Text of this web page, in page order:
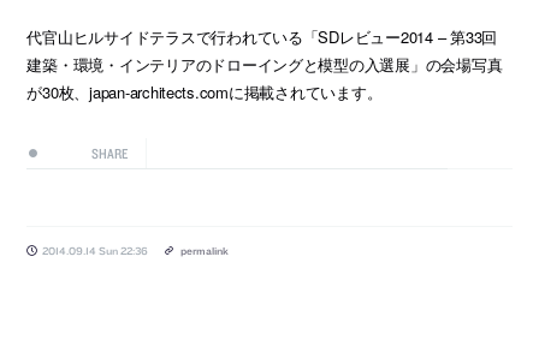
代官山ヒルサイドテラスで行われている「SDレビュー2014 – 第33回
建築・環境・インテリアのドローイングと模型の入選展」の会場写真
が30枚、japan-architects.comに掲載されています。
SHARE
2014.09.14 Sun 22:36 permalink